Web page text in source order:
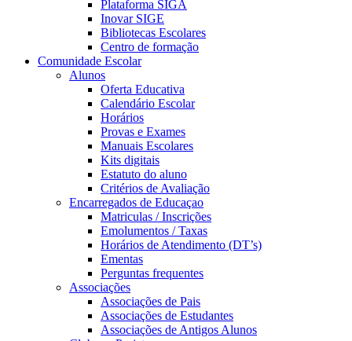
Plataforma SIGA
Inovar SIGE
Bibliotecas Escolares
Centro de formação
Comunidade Escolar
Alunos
Oferta Educativa
Calendário Escolar
Horários
Provas e Exames
Manuais Escolares
Kits digitais
Estatuto do aluno
Critérios de Avaliação
Encarregados de Educaçao
Matriculas / Inscrições
Emolumentos / Taxas
Horários de Atendimento (DT’s)
Ementas
Perguntas frequentes
Associações
Associações de Pais
Associações de Estudantes
Associações de Antigos Alunos